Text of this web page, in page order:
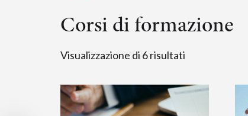
Corsi di formazione
Visualizzazione di 6 risultati